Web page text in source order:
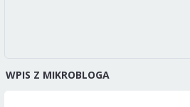
WPIS Z MIKROBLOGA